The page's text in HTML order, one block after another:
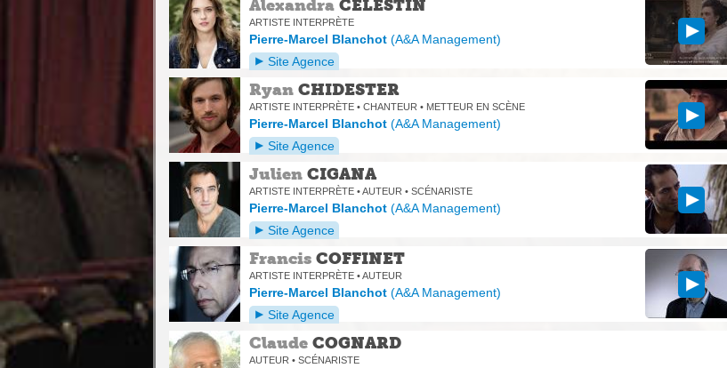
Alexandra CELESTIN
ARTISTE INTERPRÈTE
Pierre-Marcel Blanchot (A&A Management)
Site Agence
Ryan CHIDESTER
ARTISTE INTERPRÈTE • CHANTEUR • METTEUR EN SCÈNE
Pierre-Marcel Blanchot (A&A Management)
Site Agence
Julien CIGANA
ARTISTE INTERPRÈTE • AUTEUR • SCÉNARISTE
Pierre-Marcel Blanchot (A&A Management)
Site Agence
Francis COFFINET
ARTISTE INTERPRÈTE • AUTEUR
Pierre-Marcel Blanchot (A&A Management)
Site Agence
Claude COGNARD
AUTEUR • SCÉNARISTE